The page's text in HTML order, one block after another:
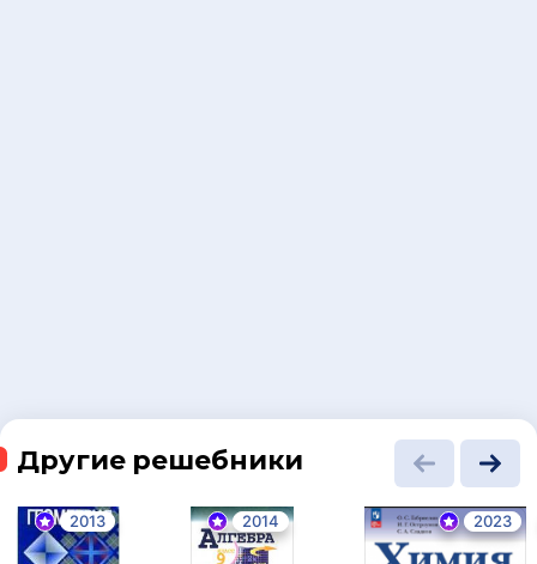
Другие решебники
2013 2014 2023